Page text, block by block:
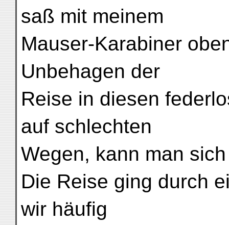
saß mit meinem
Mauser-Karabiner
Unbehagen der
Reise in diesen
auf schlechten
Wegen, kann man
Die Reise ging durch
wir häufig